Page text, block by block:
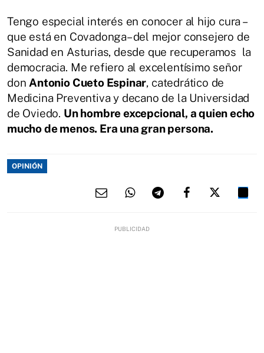
Tengo especial interés en conocer al hijo cura –
que está en Covadonga– del mejor consejero de
Sanidad en Asturias, desde que recuperamos la
democracia. Me refiero al excelentísimo señor
don Antonio Cueto Espinar, catedrático de
Medicina Preventiva y decano de la Universidad
de Oviedo. Un hombre excepcional, a quien echo
mucho de menos. Era una gran persona.
OPINIÓN